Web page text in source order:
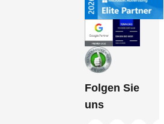
Folgen Sie
uns